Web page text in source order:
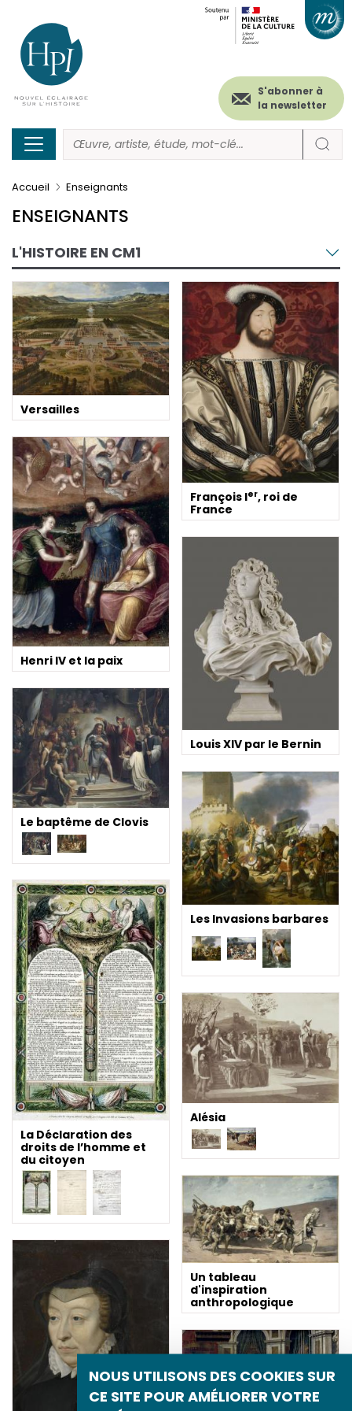
NOUS UTILISONS DES COOKIES SUR
CE SITE POUR AMÉLIORER VOTRE
contenu
principal
Menu
secondaire
(header)
S'abonner à
la newsletter
Accueil Enseignants
ENSEIGNANTS
L'HISTOIRE EN CM1
Versailles
François Ier, roi de
France
Henri IV et la paix
Louis XIV par le Bernin
Le baptême de Clovis
Les Invasions barbares
La Déclaration des
droits de l’homme et
du citoyen
Alésia
Un tableau
d'inspiration
anthropologique